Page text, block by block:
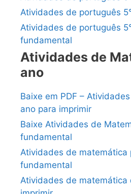
Atividades de português
Atividades de português
fundamental
Atividades de
ano
Baixe em PDF –
ano para imprimir
Baixe Atividades de
fundamental
Atividades de matemática
fundamental
Atividades de matemática